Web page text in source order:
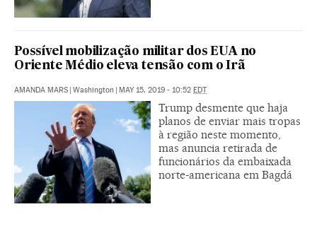
Possível mobilização militar dos EUA no
Oriente Médio eleva tensão com o Irã
AMANDA MARS Washington MAY 15, 2019 - 10:52 EDT
Trump desmente que haja
planos de enviar mais tropas
à região neste momento,
mas anuncia retirada de
funcionários da embaixada
norte-americana em Bagdá